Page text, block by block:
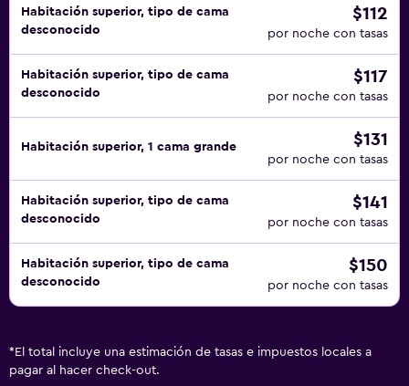
Habitación superior, tipo de cama
desconocido
$112
por noche con tasas
Habitación superior, tipo de cama
desconocido
$117
por noche con tasas
Habitación superior, 1 cama grande $131
por noche con tasas
Habitación superior, tipo de cama
desconocido
$141
por noche con tasas
Habitación superior, tipo de cama
desconocido
$150
por noche con tasas
* El total incluye una estimación de tasas e impuestos locales a
pagar al hacer check-out.